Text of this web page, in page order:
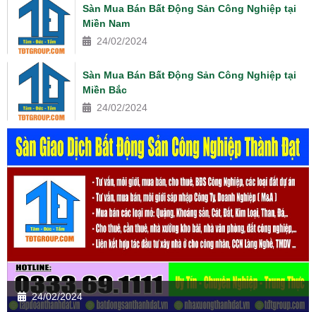
Sàn Mua Bán Bất Động Sản Công Nghiệp tại
Miền Nam
24/02/2024
Sàn Mua Bán Bất Động Sản Công Nghiệp tại
Miền Bắc
24/02/2024
24/02/2024